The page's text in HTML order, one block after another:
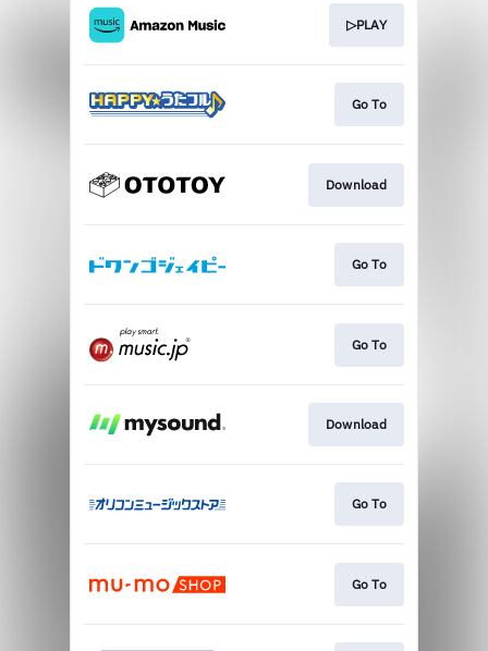
▷PLAY
Go To
Download
Go To
Go To
Download
Go To
Go To